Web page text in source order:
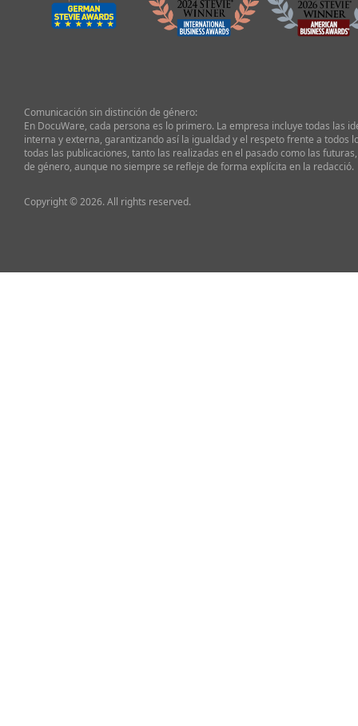
Comunicación sin distinción de género:
En DocuWare, cada persona es lo primero. La empresa incluye todas las
interna y externa, garantizando así la igualdad y el respeto frente a todos
todas las publicaciones, tanto las realizadas en el pasado como las
de género, aunque no siempre se refleje de forma explícita en la redacció.
Copyright © 2026. All rights reserved.